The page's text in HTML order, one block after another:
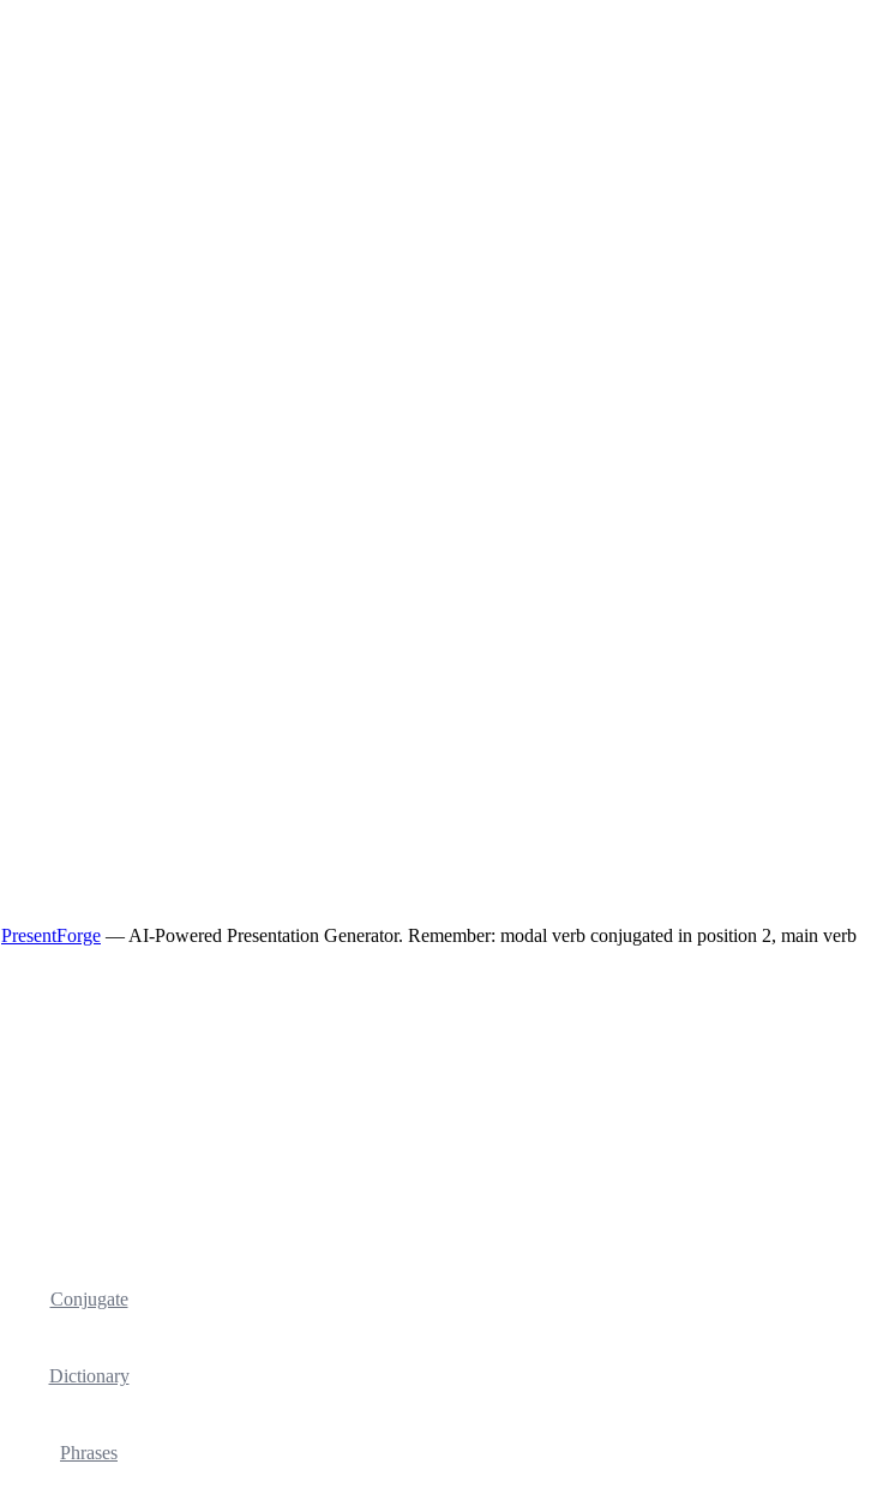
PresentForge — AI-Powered Presentation Generator. Remember: modal verb conjugated in position 2, main verb
Conjugate
Dictionary
Phrases